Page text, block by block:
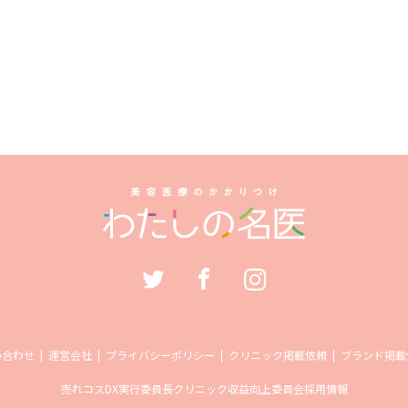
わせ 運営会社 プライバシーポリシー クリニック掲載依頼 ブランド掲
売れコスDX実行委員長クリニック収益向上委員会採用情報